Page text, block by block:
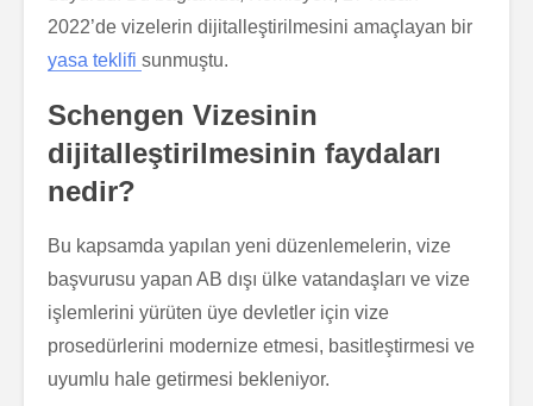
2022’de vizelerin dijitalleştirilmesini amaçlayan bir
yasa teklifi sunmuştu.
Schengen Vizesinin
dijitalleştirilmesinin faydaları
nedir?
Bu kapsamda yapılan yeni düzenlemelerin, vize
başvurusu yapan AB dışı ülke vatandaşları ve vize
işlemlerini yürüten üye devletler için vize
prosedürlerini modernize etmesi, basitleştirmesi ve
uyumlu hale getirmesi bekleniyor.